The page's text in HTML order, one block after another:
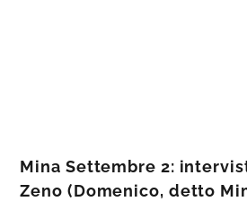
Mina Settembre 2:
Zeno (Domenico, detto